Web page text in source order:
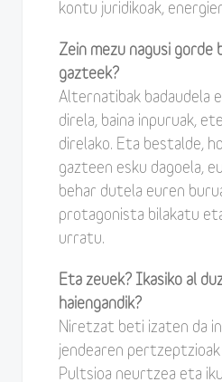
kontu juridikoak,
Zein mezu nagusi gorde
gazteek?
Alternatibak badaudela
direla, baina inpuruak,
direlako. Eta bestalde,
gazteen esku dagoela,
behar dutela euren
protagonista bilakatu
urratu.
Eta zeuek? Ikasiko al
haiengandik?
Niretzat beti izaten da
jendearen pertzeptzioak
Pultsioa neurtzea eta